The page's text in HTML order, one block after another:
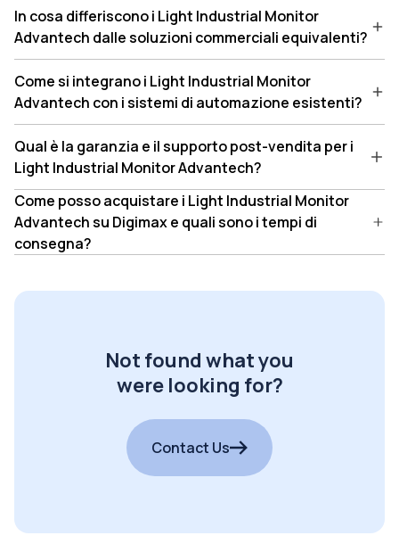
In cosa differiscono i Light Industrial Monitor
Advantech dalle soluzioni commerciali equivalenti?
Come si integrano i Light Industrial Monitor
Advantech con i sistemi di automazione esistenti?
Qual è la garanzia e il supporto post-vendita per i
Light Industrial Monitor Advantech?
Come posso acquistare i Light Industrial Monitor
Advantech su Digimax e quali sono i tempi di
consegna?
Not found what you
were looking for?
Contact Us